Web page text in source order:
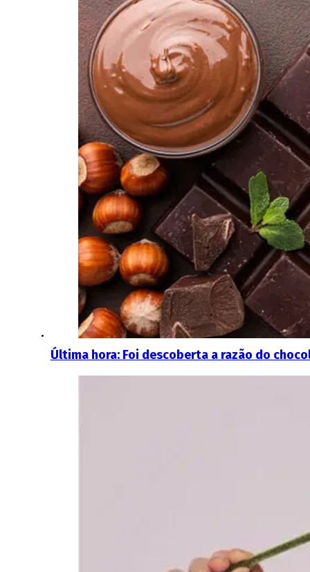
Última hora: Foi descoberta a razão do